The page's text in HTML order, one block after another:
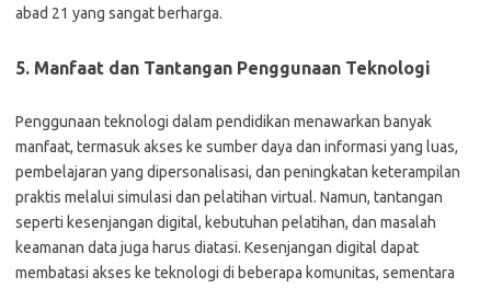
abad 21 yang sangat berharga.
5. Manfaat dan Tantangan Penggunaan Teknologi
Penggunaan teknologi dalam pendidikan menawarkan banyak
manfaat, termasuk akses ke sumber daya dan informasi yang luas,
pembelajaran yang dipersonalisasi, dan peningkatan keterampilan
praktis melalui simulasi dan pelatihan virtual. Namun, tantangan
seperti kesenjangan digital, kebutuhan pelatihan, dan masalah
keamanan data juga harus diatasi. Kesenjangan digital dapat
membatasi akses ke teknologi di beberapa komunitas, sementara